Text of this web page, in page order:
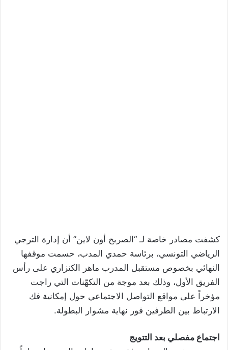
كشفت مصادر خاصة لـ “الصريح أون لاين” أن إدارة الترجي
الرياضي التونسي، برئاسة حمدي المدب، حسمت موقفها
النهائي بخصوص مستقبل المدرب ماهر الكنزاري على رأس
الفريق الأول، وذلك بعد موجة من التكهّنات التي راجت
مؤخراً على مواقع التواصل الاجتماعي حول إمكانية فك
الارتباط بين الطرفين فور نهاية مشوار البطولة.
اجتماع مفصلي بعد التتويج